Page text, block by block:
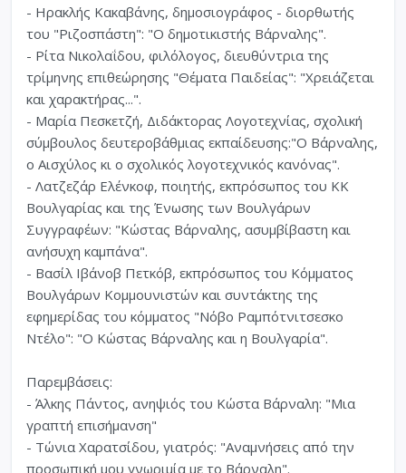
- Ηρακλής Κακαβάνης, δημοσιογράφος - διορθωτής
του "Ριζοσπάστη": "Ο δημοτικιστής Βάρναλης".
- Ρίτα Νικολαΐδου, φιλόλογος, διευθύντρια της
τρίμηνης επιθεώρησης "Θέματα Παιδείας": "Χρειάζεται
και χαρακτήρας...".
- Μαρία Πεσκετζή, Διδάκτορας Λογοτεχνίας, σχολική
σύμβουλος δευτεροβάθμιας εκπαίδευσης:"Ο Βάρναλης,
ο Αισχύλος κι ο σχολικός λογοτεχνικός κανόνας".
- Λατζεζάρ Ελένκοφ, ποιητής, εκπρόσωπος του ΚΚ
Βουλγαρίας και της Ένωσης των Βουλγάρων
Συγγραφέων: "Κώστας Βάρναλης, ασυμβίβαστη και
ανήσυχη καμπάνα".
- Βασίλ Ιβάνοβ Πετκόβ, εκπρόσωπος του Κόμματος
Βουλγάρων Κομμουνιστών και συντάκτης της
εφημερίδας του κόμματος "Νόβο Ραμπότνιτσεσκο
Ντέλο": "Ο Κώστας Βάρναλης και η Βουλγαρία".
Παρεμβάσεις:
- Άλκης Πάντος, ανηψιός του Κώστα Βάρναλη: "Μια
γραπτή επισήμανση"
- Τώνια Χαρατσίδου, γιατρός: "Αναμνήσεις από την
προσωπική μου γνωριμία με το Βάρναλη".